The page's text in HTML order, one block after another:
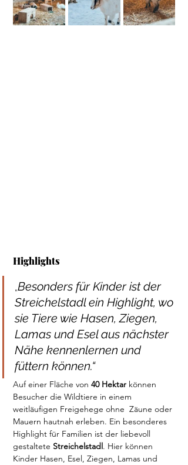
Highlights
„Besonders für Kinder ist der
Streichelstadl ein Highlight, wo
sie Tiere wie Hasen, Ziegen,
Lamas und Esel aus nächster
Nähe kennenlernen und
füttern können.“
Auf einer Fläche von 40 Hektar können
Besucher die Wildtiere in einem
weitläufigen Freigehege ohne  Zäune oder
Mauern hautnah erleben. Ein besonderes
Highlight für Familien ist der liebevoll
gestaltete Streichelstadl . Hier können
Kinder Hasen, Esel, Ziegen, Lamas und